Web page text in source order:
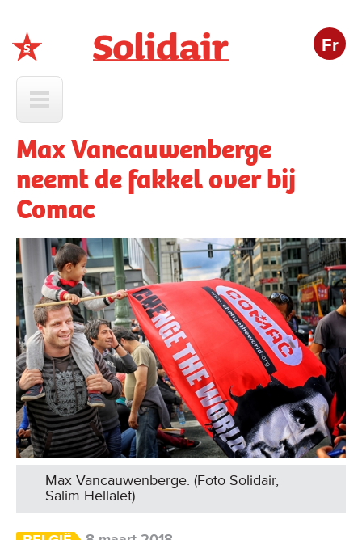
Fr
Max Vancauwenberge
neemt de fakkel over bij
Comac
Max Vancauwenberge. (Foto Solidair,
Salim Hellalet)